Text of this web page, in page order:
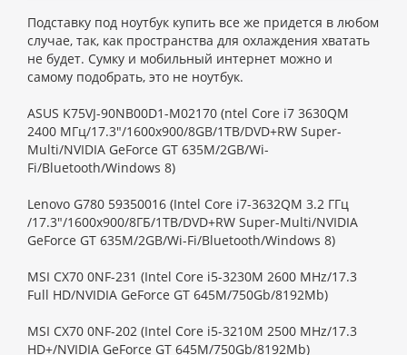
Подставку под ноутбук купить все же придется в любом
случае, так, как пространства для охлаждения хватать
не будет. Сумку и мобильный интернет можно и
самому подобрать, это не ноутбук.
ASUS K75VJ-90NB00D1-M02170 (ntel Core i7 3630QM
2400 МГц/17.3"/1600х900/8GB/1TB/DVD+RW Super-
Multi/NVIDIA GeForce GT 635M/2GB/Wi-
Fi/Bluetooth/Windows 8)
Lenovo G780 59350016 (Intel Core i7-3632QM 3.2 ГГц
/17.3"/1600x900/8ГБ/1TB/DVD+RW Super-Multi/NVIDIA
GeForce GT 635M/2GB/Wi-Fi/Bluetooth/Windows 8)
MSI CX70 0NF-231 (Intel Core i5-3230M 2600 MHz/17.3
Full HD/NVIDIA GeForce GT 645M/750Gb/8192Mb)
MSI CX70 0NF-202 (Intel Core i5-3210M 2500 MHz/17.3
HD+/NVIDIA GeForce GT 645M/750Gb/8192Mb)